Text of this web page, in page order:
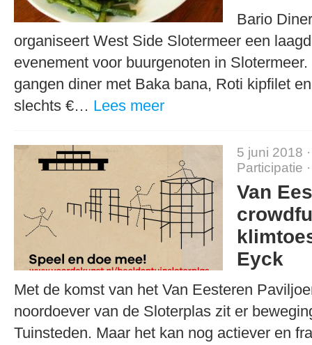
Bario
organiseert West Side Slotermeer een
evenement voor buurgenoten in
gangen diner met Baka bana, Roti kipfilet
slechts €… Lees meer
5 juni 2018
Participatie
Van
Eyck
Met de komst van het Van Eesteren
noordoever van de Sloterplas zit er
Tuinsteden. Maar het kan nog actiever en